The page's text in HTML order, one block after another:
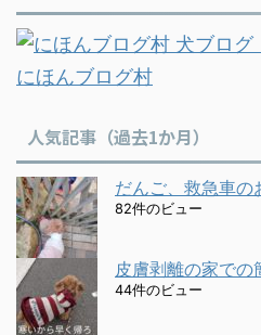
にほんブログ村
人気記事（過去1か月）
だんご、救急車の
82件のビュー
皮膚剥離の家での
44件のビュー